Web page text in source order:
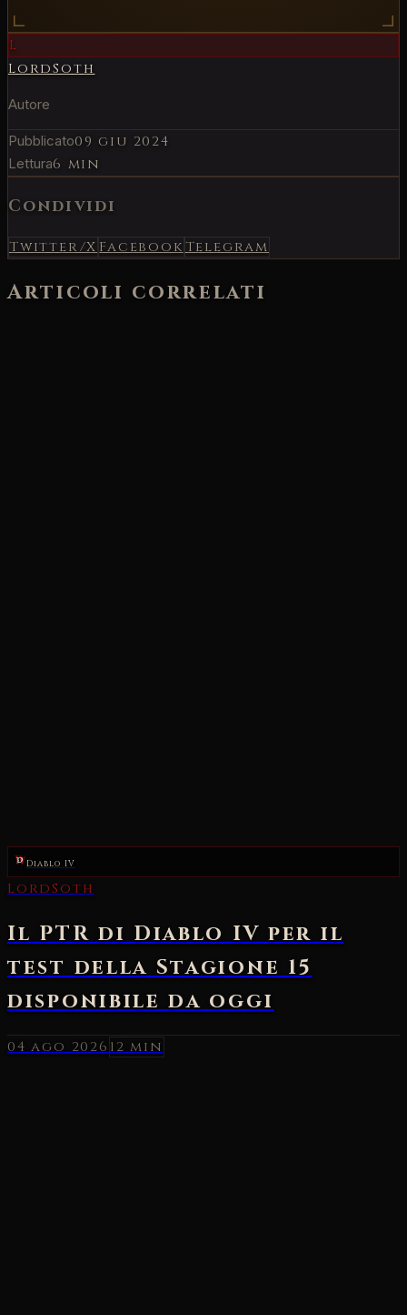
L
LordSoth
Autore
Pubblicato09 giu 2024
Lettura6 min
Condividi
Twitter/X Facebook Telegram
Articoli correlati
Diablo IV
04 ago 202612 min